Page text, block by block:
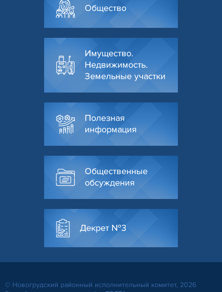
Общество
Имущество.
Недвижимость.
Земельные участки
Полезная
информация
Общественные
обсуждения
Декрет №3
© Новогрудский районный исполнительный комитет, 2026